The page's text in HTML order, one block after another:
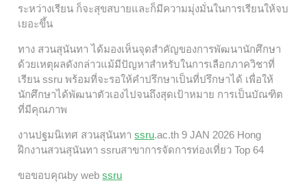
ระหว่างเรียน ก็จะสุขสบายและก็มีความมุ่งมั่นในการเรียนให้จบ
เยอะขึ้น
ทาง สวนสุนันทา ได้มองเห็นจุดสำคัญของการพัฒนานักศึกษา
ด้วยเหตุผลดังกล่าวแม้มีปัญหาสำหรับในการเลือกภาควิชาที่
เรียน ssru พร้อมที่จะรอให้คำปรึกษาเป็นที่ปรึกษาได้ เพื่อให้
นักศึกษาได้พัฒนาตัวเองไปจนถึงสุดเป้าหมาย การเป็นบัณฑิต
ที่มีคุณภาพ
งานปฐมนิเทศ สวนสุนันทาssru.ac.th 9 JAN 2026 Hong
ฝึกงานสวนสุนันทา ssruสาขาการจัดการท่องเที่ยว Top 64
ขอขอบคุณby webssru